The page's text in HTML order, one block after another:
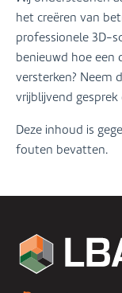
het creëren van
professionele 3D-
benieuwd hoe een
versterken? Neem
vrijblijvend
Deze inhoud is
fouten bevatten.